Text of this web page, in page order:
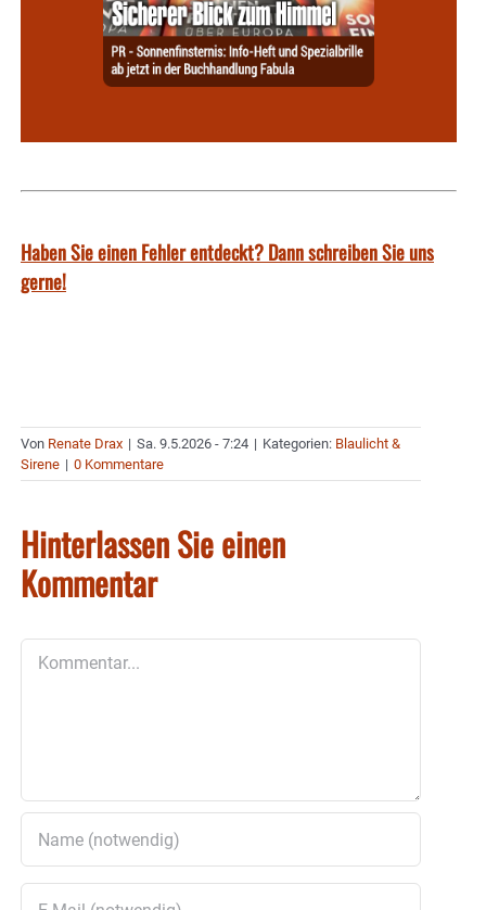
Haben Sie einen Fehler entdeckt? Dann schreiben Sie uns
gerne!
Von Renate Drax | Sa. 9.5.2026 - 7:24 | Kategorien: Blaulicht &
Sirene | 0 Kommentare
Hinterlassen Sie einen
Kommentar